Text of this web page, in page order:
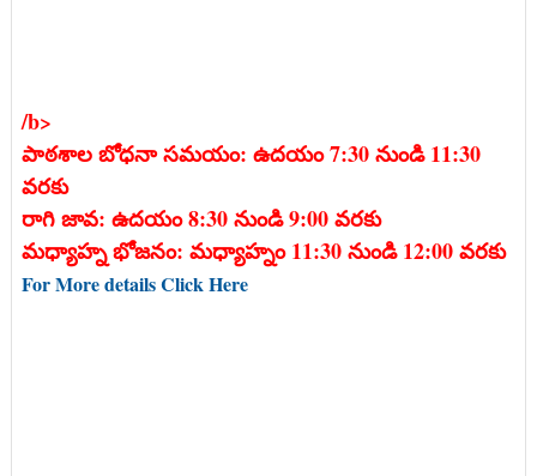
/b>
పాఠశాల బోధనా సమయం: ఉదయం 7:30 నుండి 11:30
వరకు
రాగి జావ: ఉదయం 8:30 నుండి 9:00 వరకు
మధ్యాహ్న భోజనం: మధ్యాహ్నం 11:30 నుండి 12:00 వరకు
For More details Click Here